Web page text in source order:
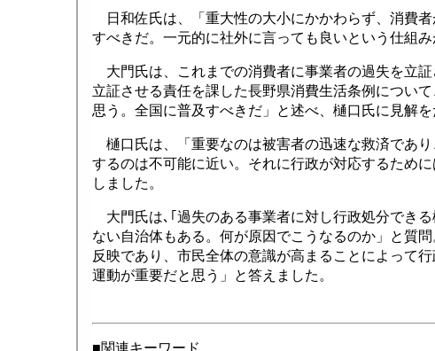
日和佐氏は、「重大性の大小にかかわらず、消費
すべきだ。一元的に社外に言っても良いという仕組
大門氏は、これまでの消費者に事業者の過失を立
立証させる責任を課した長野県消費生活条例につい
思う。全国に普及すべきだ」と述べ、樋口氏に見解を
樋口氏は、「重要なのは被害者の迅速な救済であ
するのは不可能に近い。それに行政が対応するため
しました。
大門氏は､｢過失のある事業者に対し行政処分でき
ない自治体もある。何が原因でこうなるのか」と質
反映であり、市民全体の意識が高まることによって
運動が重要だと思う」と答えました。